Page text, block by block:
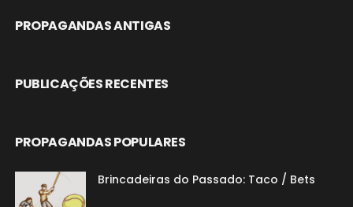
PROPAGANDAS ANTIGAS
PUBLICAÇÕES RECENTES
PROPAGANDAS POPULARES
Brincadeiras do Passado: Taco / Bets